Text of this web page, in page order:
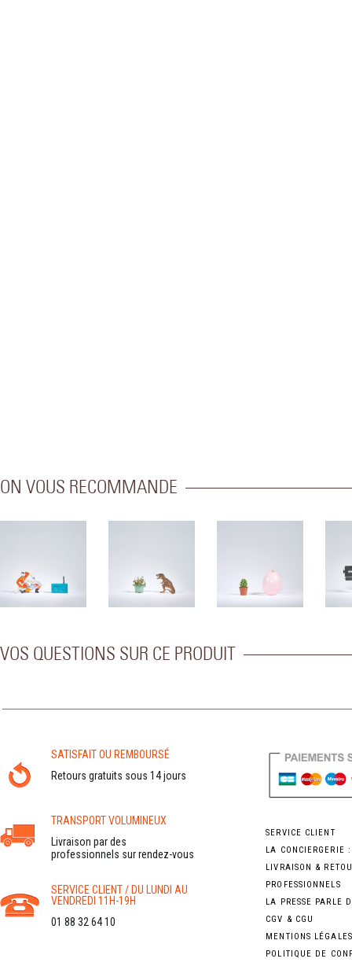
ON VOUS RECOMMANDE
VOS QUESTIONS SUR CE PRODUIT
SATISFAIT OU REMBOURSÉ
Retours gratuits sous 14 jours
TRANSPORT VOLUMINEUX
Livraison par des
professionnels sur rendez-vous
SERVICE CLIENT / DU LUNDI AU
VENDREDI 11H-19H
01 88 32 64 10
SERVICE CLIENT
LA CONCIERGERIE
LIVRAISON &
PROFESSIONNELS
LA PRESSE PARLE
CGV & CGU
MENTIONS LÉGALES
POLITIQUE DE